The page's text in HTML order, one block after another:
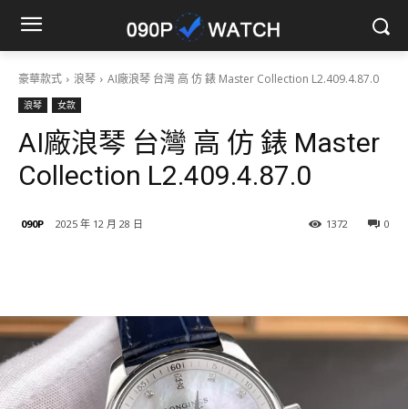
豪華款式 浪琴 AI廠浪琴 台灣 高 仿 錶 Master Collection L2.409.4.87.0
浪琴 女款
AI廠浪琴 台灣 高 仿 錶 Master
Collection L2.409.4.87.0
090P 2025 年 12 月 28 日 0
1372